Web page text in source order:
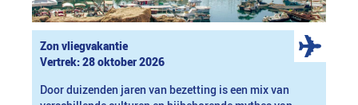
Zon vliegvakantie
Vertrek: 28 oktober 2026
Door duizenden jaren van bezetting is een mix van